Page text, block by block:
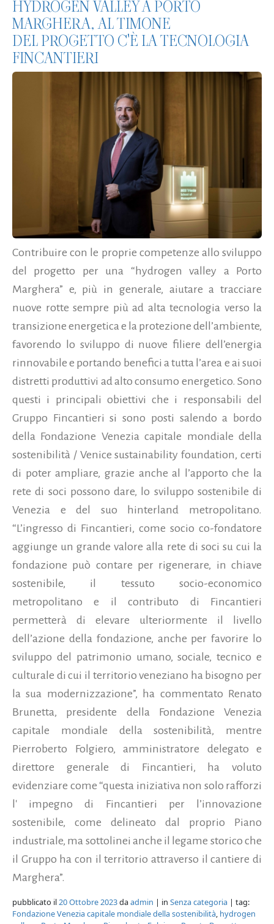
HYDROGEN VALLEY A PORTO
MARGHERA, AL TIMONE
DEL PROGETTO C'È LA TECNOLOGIA
FINCANTIERI
Contribuire con le proprie competenze allo sviluppo
del progetto per una “hydrogen valley a Porto
Marghera” e, più in generale, aiutare a tracciare
nuove rotte sempre più ad alta tecnologia verso la
transizione energetica e la protezione dell’ambiente,
favorendo lo sviluppo di nuove filiere dell’energia
rinnovabile e portando benefici a tutta l’area e ai suoi
distretti produttivi ad alto consumo energetico. Sono
questi i principali obiettivi che i responsabili del
Gruppo Fincantieri si sono posti salendo a bordo
della Fondazione Venezia capitale mondiale della
sostenibilità / Venice sustainability foundation, certi
di poter ampliare, grazie anche al l’apporto che la
rete di soci possono dare, lo sviluppo sostenibile di
Venezia e del suo hinterland metropolitano.
“L’ingresso di Fincantieri, come socio co-fondatore
aggiunge un grande valore alla rete di soci su cui la
fondazione può contare per rigenerare, in chiave
sostenibile, il tessuto socio-economico
metropolitano e il contributo di Fincantieri
permetterà di elevare ulteriormente il livello
dell’azione della fondazione, anche per favorire lo
sviluppo del patrimonio umano, sociale, tecnico e
culturale di cui il territorio veneziano ha bisogno per
la sua modernizzazione”, ha commentato Renato
Brunetta, presidente della Fondazione Venezia
capitale mondiale della sostenibilità, mentre
Pierroberto Folgiero, amministratore delegato e
direttore generale di Fincantieri, ha voluto
evidenziare come “questa iniziativa non solo rafforzi
l' impegno di Fincantieri per l’innovazione
sostenibile, come delineato dal proprio Piano
industriale, ma sottolinei anche il legame storico che
il Gruppo ha con il territorio attraverso il cantiere di
Marghera”.
pubblicato il20 Ottobre 2023daadmin | in Senza categoria | tag:
Fondazione Venezia capitale mondiale della sostenibilità, hydrogen